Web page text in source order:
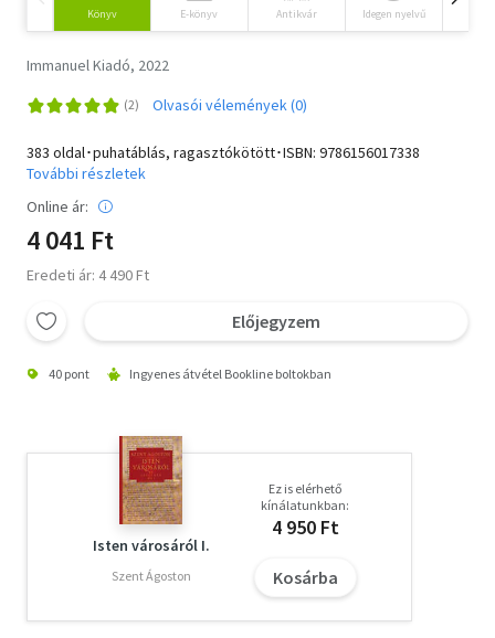
Könyv E-könyv Antikvár Idegen nyelvű
Immanuel Kiadó, 2022
Olvasói vélemények (0)
383 oldal･puhatáblás, ragasztókötött･ISBN: 9786156017338
További részletek
Online ár:
4 041 Ft
Eredeti ár: 4 490 Ft
Előjegyzem
40 pont Ingyenes átvétel Bookline boltokban
Isten városáról I.
Szent Ágoston
Ez is elérhető
kínálatunkban:
4 950 Ft
Kosárba